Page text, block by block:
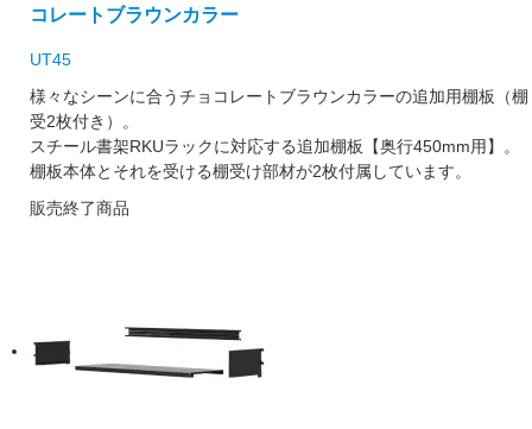
コレートブラウンカラー
UT45
様々なシーンに合うチョコレートブラウンカラーの追加用棚板（棚
受2枚付き）。
スチール書架RKUラックに対応する追加棚板【奥行450mm用】。
棚板本体とそれを受ける棚受け部材が2枚付属しています。
販売終了商品